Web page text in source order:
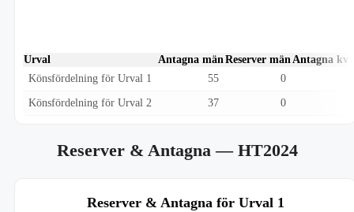
Urval Antagna mänReserver mänAntagna
Könsfördelning för Urval 1
55 0
Könsfördelning för Urval 2 37 0
Reserver & Antagna— HT2024
Reserver & Antagna för Urval 1